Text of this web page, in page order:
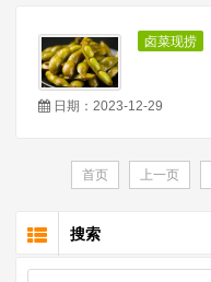
卤菜现捞
日期：2023-12-29
首页 上一页
搜索